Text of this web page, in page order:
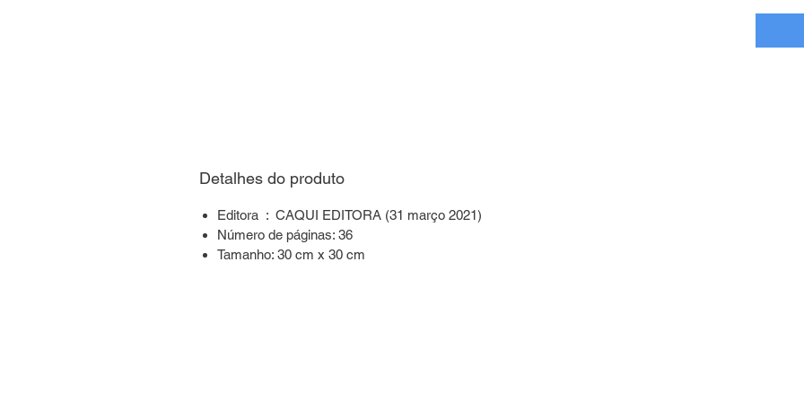
Detalhes do produto
Editora ‏ : ‎ CAQUI EDITORA (31 março 2021)
Número de páginas: 36
Tamanho: 30 cm x 30 cm